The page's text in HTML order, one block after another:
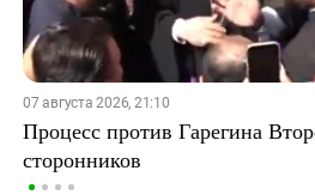
07 августа 2026, 21:10
Процесс против Гарегина
сторонников